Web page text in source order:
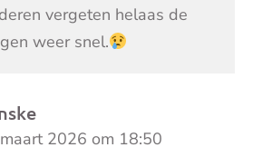
vergeten helaas de
weer snel.
2026 om 18:50